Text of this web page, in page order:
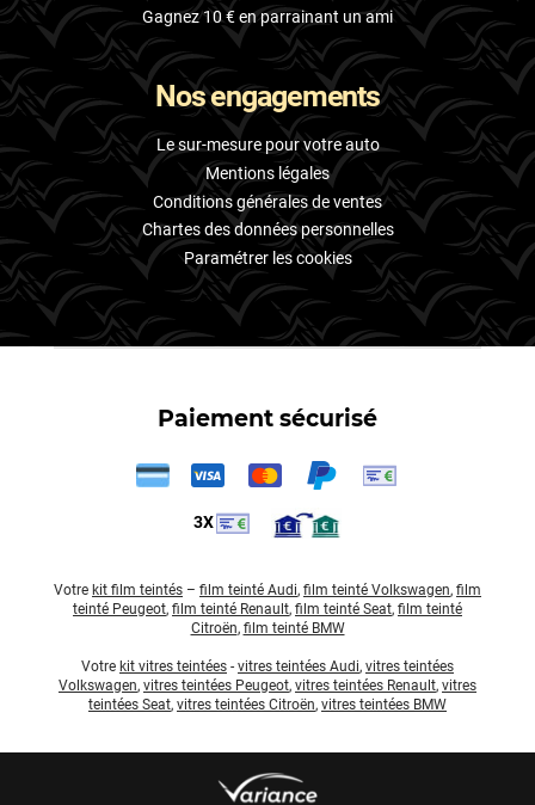
Gagnez 10 € en parrainant un ami
Nos engagements
Le sur-mesure pour votre auto
Mentions légales
Conditions générales de ventes
Chartes des données personnelles
Paramétrer les cookies
Paiement sécurisé
3X
Votre kit film teintés – film teinté Audi, film teinté Volkswagen, film
teinté Peugeot, film teinté Renault, film teinté Seat, film teinté
Citroën, film teinté BMW
Votre kit vitres teintées - vitres teintées Audi, vitres teintées
Volkswagen, vitres teintées Peugeot, vitres teintées Renault, vitres
teintées Seat, vitres teintées Citroën, vitres teintées BMW